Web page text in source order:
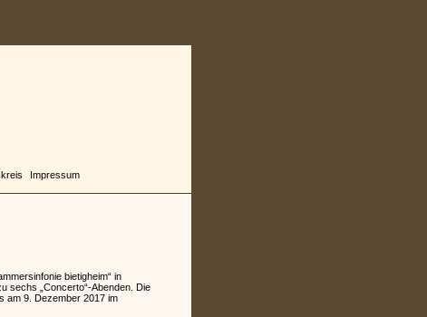
Impressum
bietigheim“ in
sechs „Concerto“-Abenden. Die
am 9. Dezember 2017 im